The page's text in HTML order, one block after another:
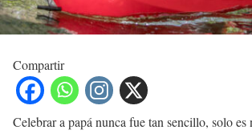
Compartir
Celebrar a papá nunca fue tan sencillo, solo es